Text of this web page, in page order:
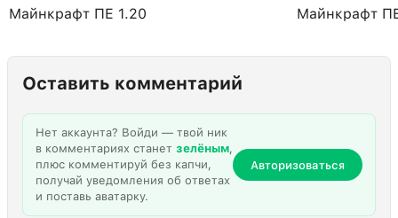
Майнкрафт ПЕ 1.20 Майнкрафт
Оставить комментарий
Нет аккаунта? Войди — твой ник
в комментариях станет зелёным,
плюс комментируй без капчи,
получай уведомления об ответах
и поставь аватарку.
Авторизоваться